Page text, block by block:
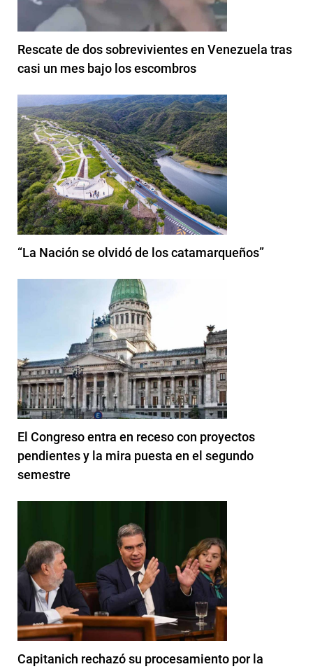
Rescate de dos sobrevivientes en Venezuela tras
casi un mes bajo los escombros
“La Nación se olvidó de los catamarqueños”
El Congreso entra en receso con proyectos
pendientes y la mira puesta en el segundo
semestre
Capitanich rechazó su procesamiento por la